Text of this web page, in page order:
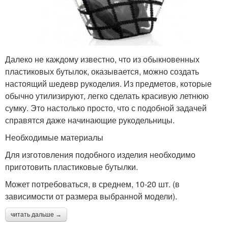
Далеко не каждому известно, что из обыкновенных
пластиковых бутылок, оказывается, можно создать
настоящий шедевр рукоделия. Из предметов, которые
обычно утилизируют, легко сделать красивую летнюю
сумку. Это настолько просто, что с подобной задачей
справятся даже начинающие рукодельницы.
Необходимые материалы
Для изготовления подобного изделия необходимо
приготовить пластиковые бутылки.
Может потребоваться, в среднем, 10-20 шт. (в
зависимости от размера выбранной модели).
читать дальше →